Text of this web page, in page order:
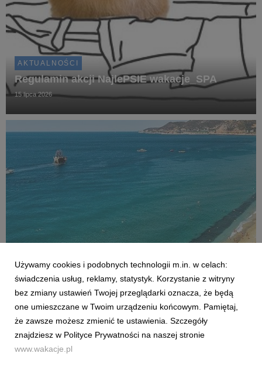
AKTUALNOŚCI
Regulamin akcji NajlePSIE wakacje_SPA
15 lipca 2026
AKTUALNOŚCI
Czy Polacy potrafią wypoczywać? Co czwarty
sprawdza służbowe maile na wakacjach
2 lipca 2026
Sezon urlopowy w pełni, jednak dla wielu z nas wyjazd poza
miejsce zamieszkania nie oznacza całkowitego odizolowania
się od spraw zawodowych. Z najnowszej analizy firmy
Używamy cookies i podobnych technologii m.in. w celach:
świadczenia usług, reklamy, statystyk. Korzystanie z witryny
bez zmiany ustawień Twojej przeglądarki oznacza, że będą
one umieszczane w Twoim urządzeniu końcowym. Pamiętaj,
że zawsze możesz zmienić te ustawienia. Szczegóły
znajdziesz w Polityce Prywatności na naszej stronie
www.wakacje.pl